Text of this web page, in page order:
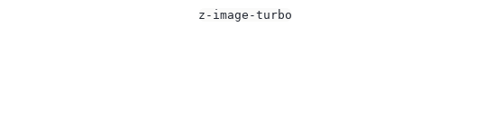
z-image-turbo